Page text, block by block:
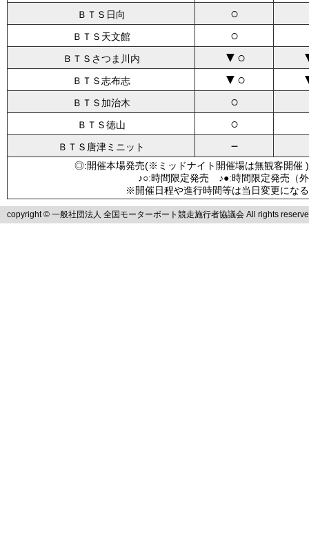
ＢＴＳ日向 ○
ＢＴＳ天文館 ○
ＢＴＳさつま川内 ▼○
ＢＴＳ志布志 ▼○
ＢＴＳ加治木 ○
ＢＴＳ徳山 ○
ＢＴＳ唐津ミニット －
◎:開催本場発売(※ミッドナイト開催場は無観客
♪○:時間限定発売 ♪●:時間限定発売
※開催日程や進行時間等は当日変更にな
copyright © 一般社団法人 全国モーターボート競走施行者協議会 All rights